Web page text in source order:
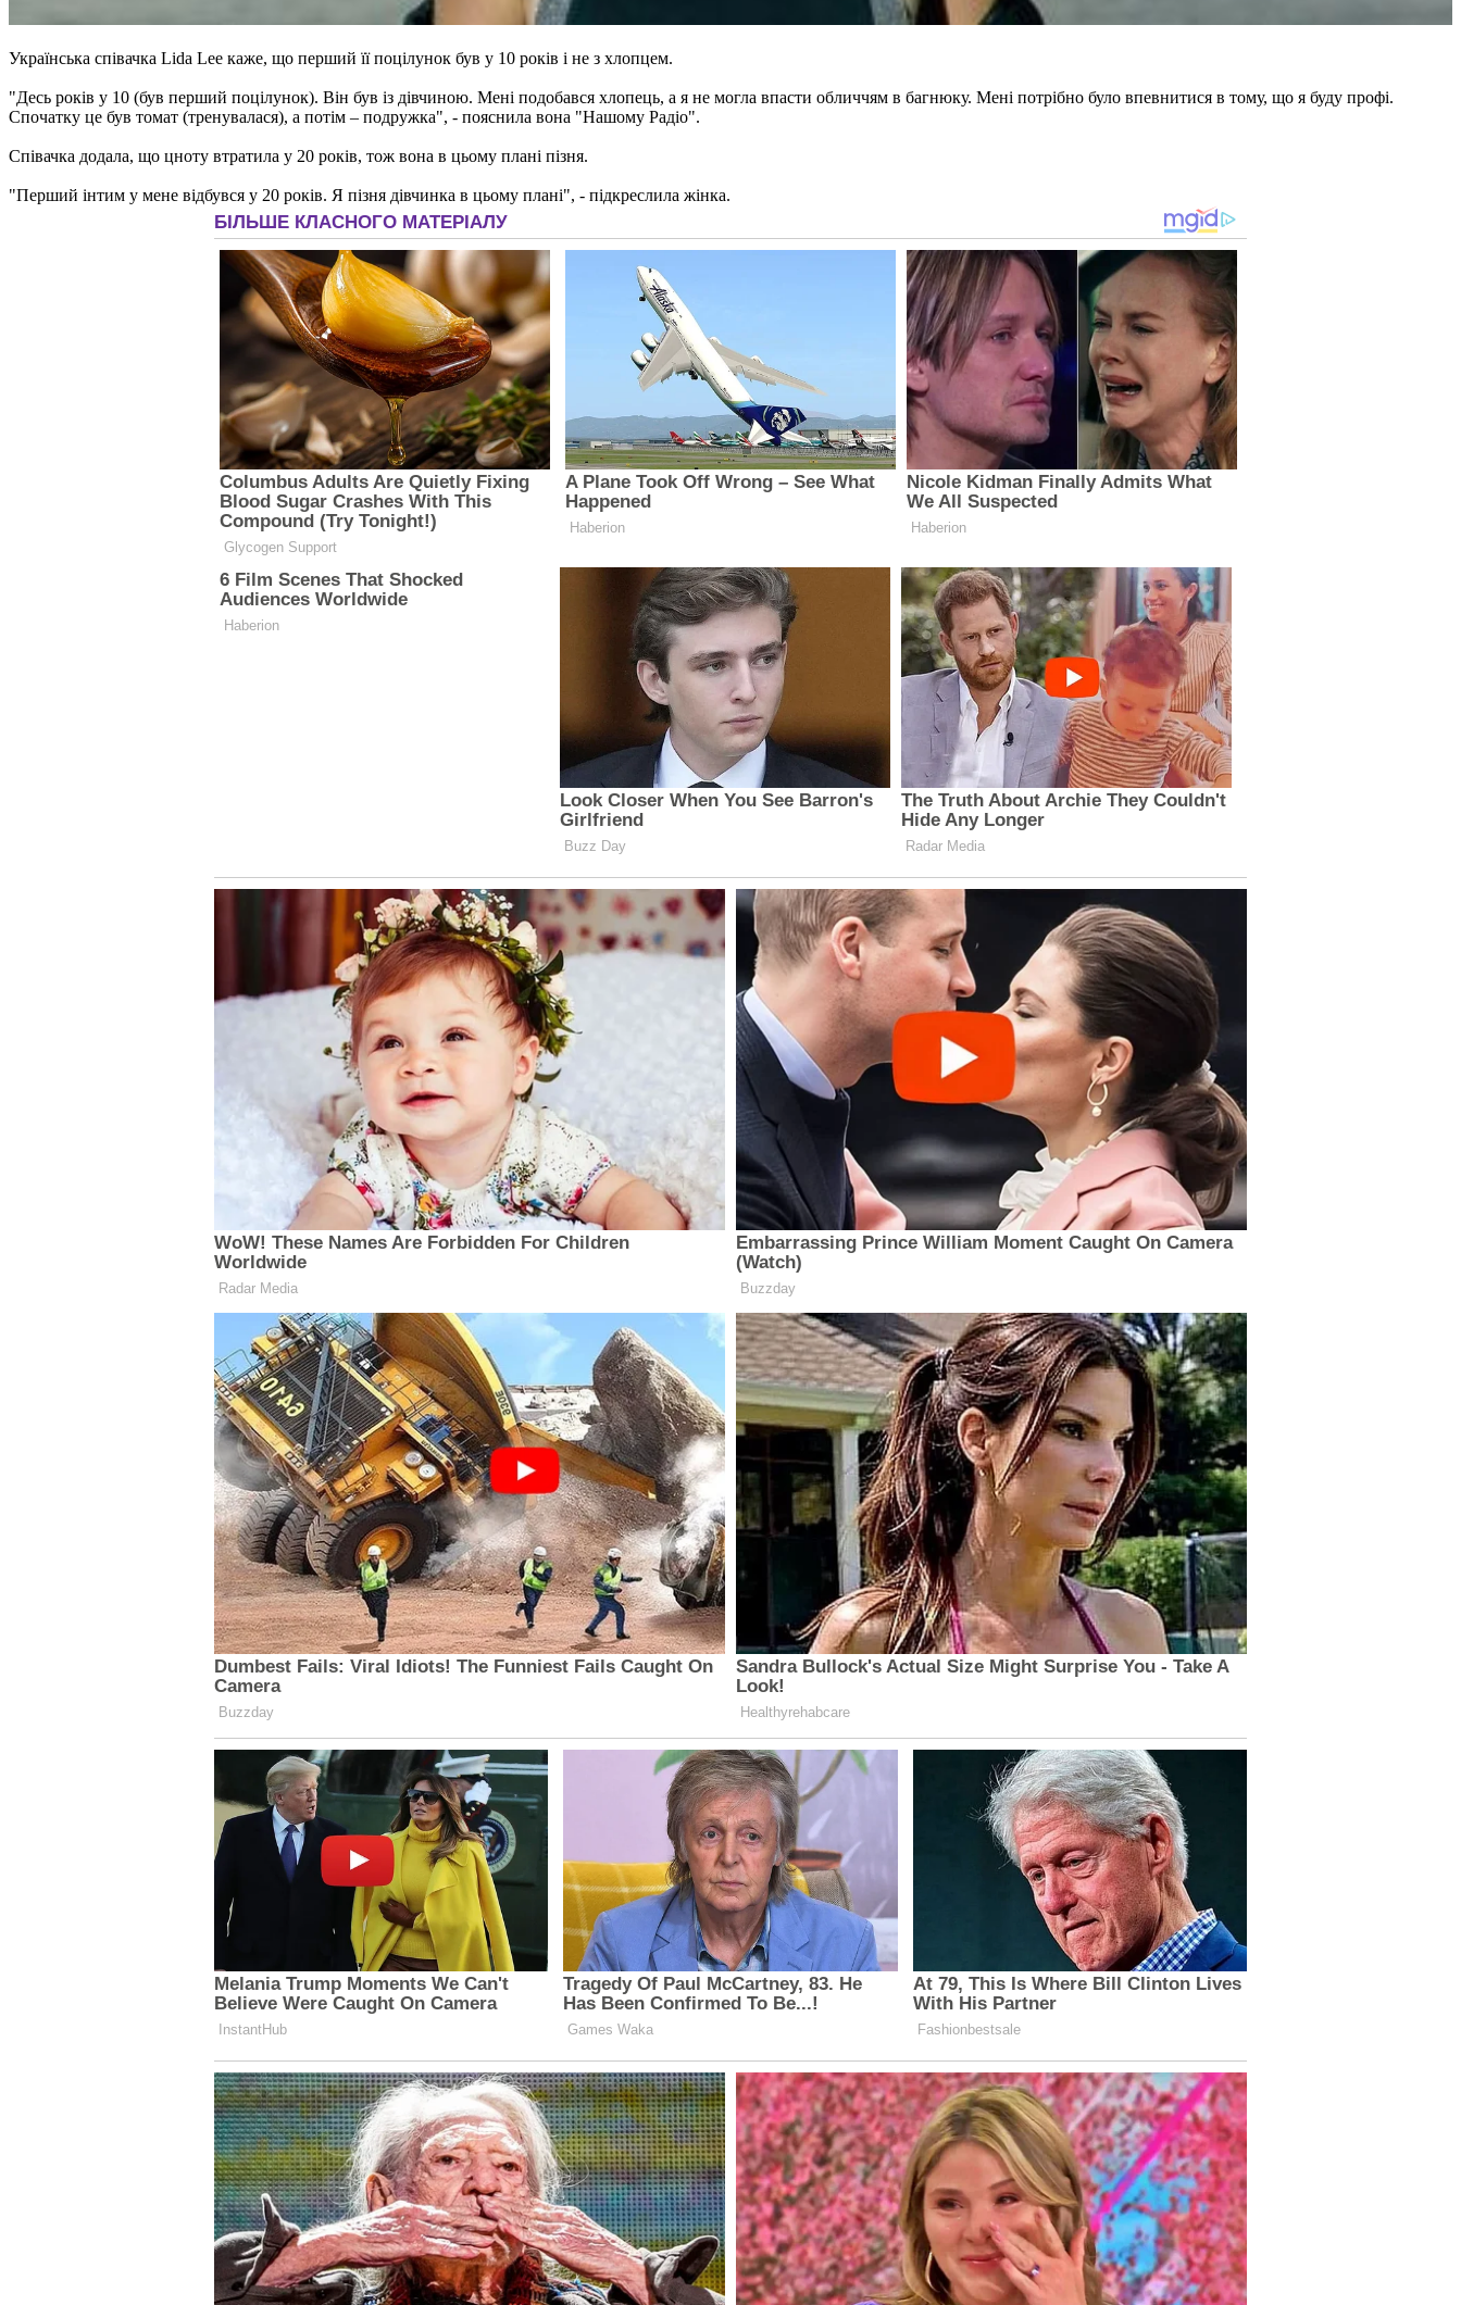
Українська співачка Lida Lee каже, що перший її поцілунок був у 10 років і не з хлопцем.
"Десь років у 10 (був перший поцілунок). Він був із дівчиною. Мені подобався хлопець, а я не могла впасти обличчям в багнюку. Мені потрібно було впевнитися в тому, що я буду профі.
Спочатку це був томат (тренувалася), а потім – подружка", - пояснила вона "Нашому Радіо".
Співачка додала, що цноту втратила у 20 років, тож вона в цьому плані пізня.
"Перший інтим у мене відбувся у 20 років. Я пізня дівчинка в цьому плані", - підкреслила жінка.